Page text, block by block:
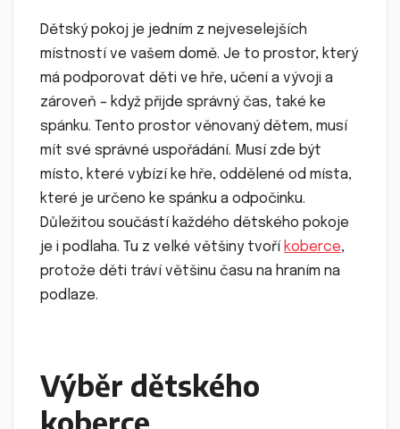
Dětský pokoj je jedním z nejveselejších
místností ve vašem domě. Je to prostor, který
má podporovat děti ve hře, učení a vývoji a
zároveň – když přijde správný čas, také ke
spánku. Tento prostor věnovaný dětem, musí
mít své správné uspořádání. Musí zde být
místo, které vybízí ke hře, oddělené od místa,
které je určeno ke spánku a odpočinku.
Důležitou součástí každého dětského pokoje
je i podlaha. Tu z velké většiny tvoří koberce,
protože děti tráví většinu času na hraním na
podlaze.
Výběr dětského